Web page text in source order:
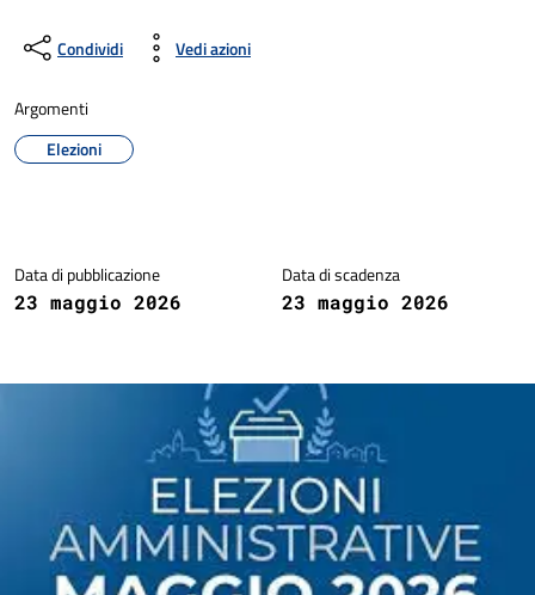
Condividi Vedi azioni
Argomenti
Elezioni
Data di pubblicazione
23 maggio 2026
Data di scadenza
23 maggio 2026